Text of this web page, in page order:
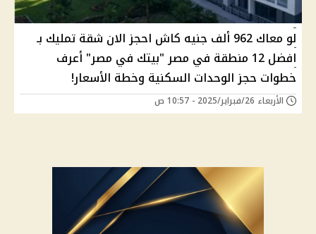
لو معاك 962 ألف جنيه كاش احجز الان شقة تمليك بـ
افضل 12 منطقة في مصر "بيتك في مصر" أعرف
خطوات حجز الوحدات السكنية وخطة الأسعار!
الأربعاء 26/فبراير/2025 - 10:57 ص